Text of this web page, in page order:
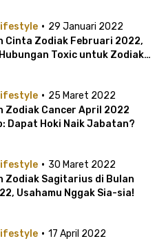
· 29 Januari 2022
Cinta Zodiak Februari 2022,
Toxic untuk Zodiak
· 25 Maret 2022
Zodiak Cancer April 2022
Dapat Hoki Naik Jabatan?
· 30 Maret 2022
Zodiak Sagitarius di Bulan
Usahamu Nggak Sia-sia!
· 17 April 2022